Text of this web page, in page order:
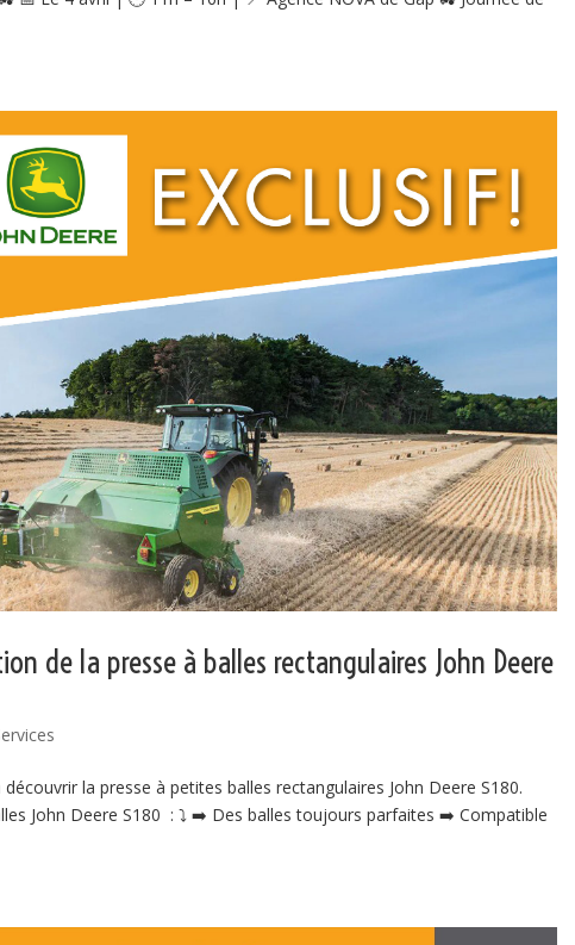
de la presse à balles rectangulaires John Deere
la presse à petites balles rectangulaires John Deere S180.
John Deere S180 : ⤵️ ➡️ Des balles toujours parfaites ➡️ Compatible